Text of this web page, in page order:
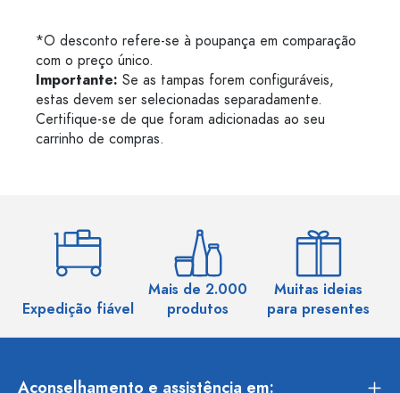
*O desconto refere-se à poupança em comparação
com o preço único.
Importante: Se as tampas forem configuráveis,
estas devem ser selecionadas separadamente.
Certifique-se de que foram adicionadas ao seu
carrinho de compras.
Expedição fiável
Mais de 2.000
produtos
Muitas ideias
para presentes
Aconselhamento e assistência em: